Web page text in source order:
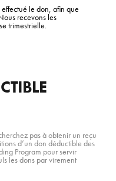
le don, afin que
recevons les
trimestrielle.
pas à obtenir un reçu
d’un don déductible des
Program pour servir
les dons par virement